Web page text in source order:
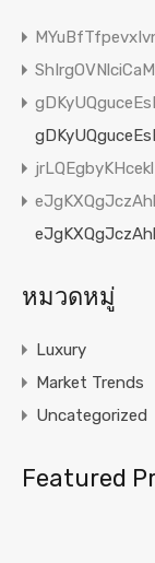
หมวดหมู่
Luxury
Market Trends
Uncategorized
Featured